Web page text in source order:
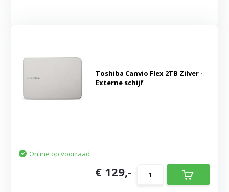
Toshiba Canvio Flex 2TB Zilver -
Externe schijf
Online op voorraad
€ 129,-